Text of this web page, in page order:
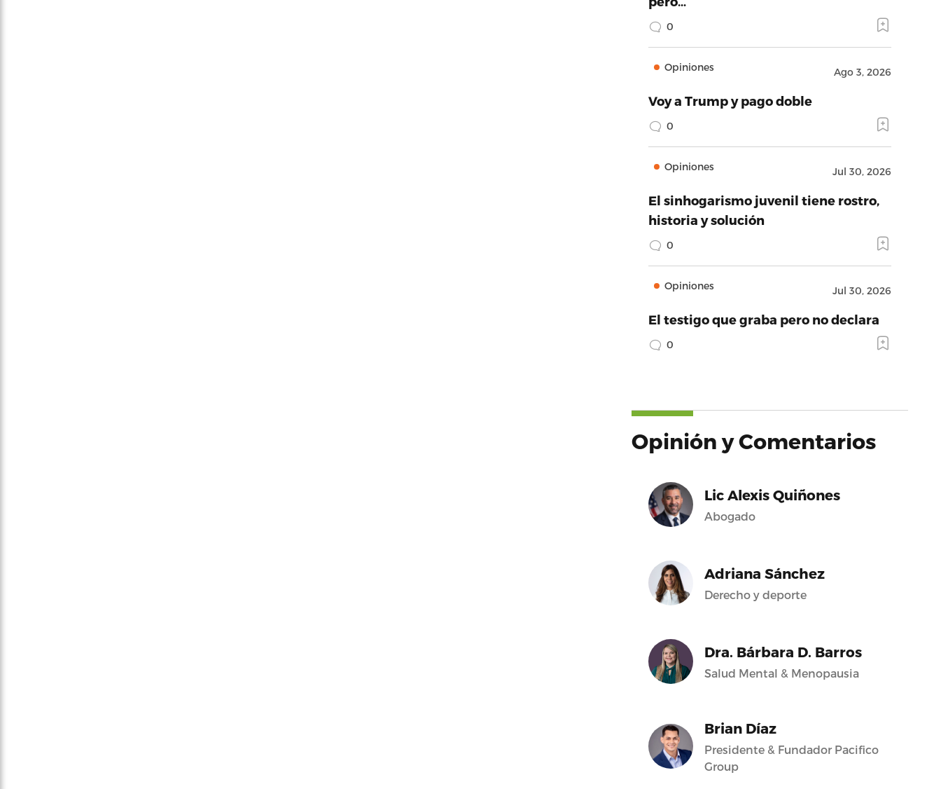
0
Opiniones Ago 3, 2026
Voy a Trump y pago doble
0
Opiniones Jul 30, 2026
El sinhogarismo juvenil tiene rostro,
historia y solución
0
Opiniones Jul 30, 2026
El testigo que graba pero no declara
0
Opinión y Comentarios
Lic Alexis Quiñones
Abogado
Adriana Sánchez
Derecho y deporte
Dra. Bárbara D. Barros
Salud Mental & Menopausia
Brian Díaz
Presidente & Fundador Pacifico
Group